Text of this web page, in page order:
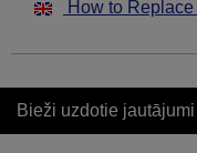
How to
Bieži uzdotie jautājumi